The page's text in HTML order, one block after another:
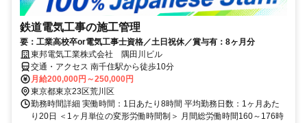
鉄道電気工事の施工管理
要：工業高校卒or電気工事士資格／土日祝休／賞与有：8ヶ月分
東邦電気工業株式会社 隅田川ビル
交通・アクセス 南千住駅から徒歩10分
月給200,000円～250,000円
東京都東京23区荒川区
勤務時間詳細 実働時間：1日あたり8時間 平均勤務日数：1ヶ月あた
り20日 ＜1ヶ月単位の変形労働時間制＞ 月間総労働時間160～176時